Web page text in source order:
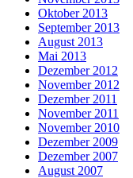
Oktober 2013
September 2013
August 2013
Mai 2013
Dezember 2012
November 2012
Dezember 2011
November 2011
November 2010
Dezember 2009
Dezember 2007
August 2007